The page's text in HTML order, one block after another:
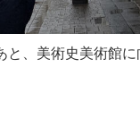
と、美術史美術館